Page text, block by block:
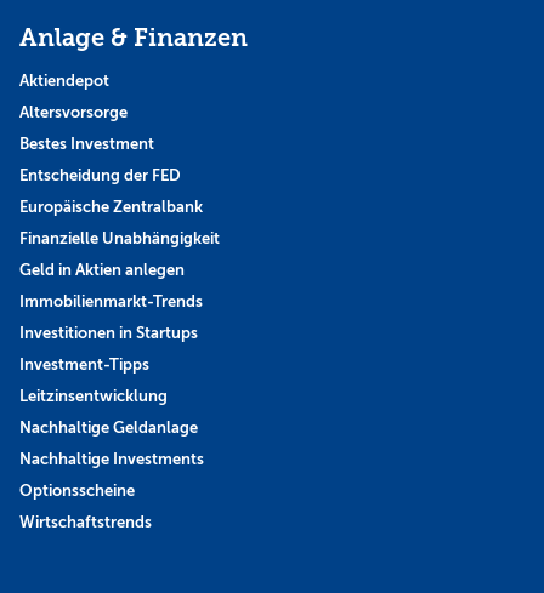
Anlage & Finanzen
Aktiendepot
Altersvorsorge
Bestes Investment
Entscheidung der FED
Europäische Zentralbank
Finanzielle Unabhängigkeit
Geld in Aktien anlegen
Immobilienmarkt-Trends
Investitionen in Startups
Investment-Tipps
Leitzinsentwicklung
Nachhaltige Geldanlage
Nachhaltige Investments
Optionsscheine
Wirtschaftstrends